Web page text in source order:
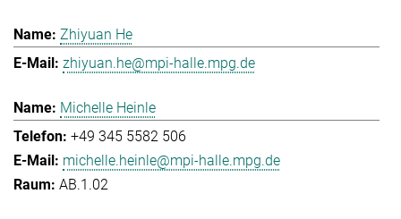
Zhiyuan He
zhiyuan.he@mpi-halle.mpg.de
Michelle Heinle
+49 345 5582 506
michelle.heinle@mpi-halle.mpg.de
AB.1.02